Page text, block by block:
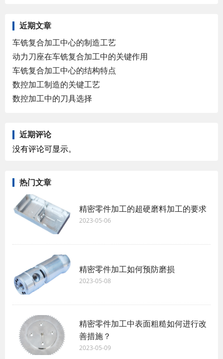
近期文章
车铣复合加工中心的制造工艺
动力刀座在车铣复合加工中的关键作用
车铣复合加工中心的结构特点
数控加工制造的关键工艺
数控加工中的刀具选择
近期评论
没有评论可显示。
热门文章
精密零件加工的超硬磨料加工的要求
2023-05-06
精密零件加工如何预防磨损
2023-05-08
精密零件加工中表面粗糙如何进行改
善措施？
2023-05-09